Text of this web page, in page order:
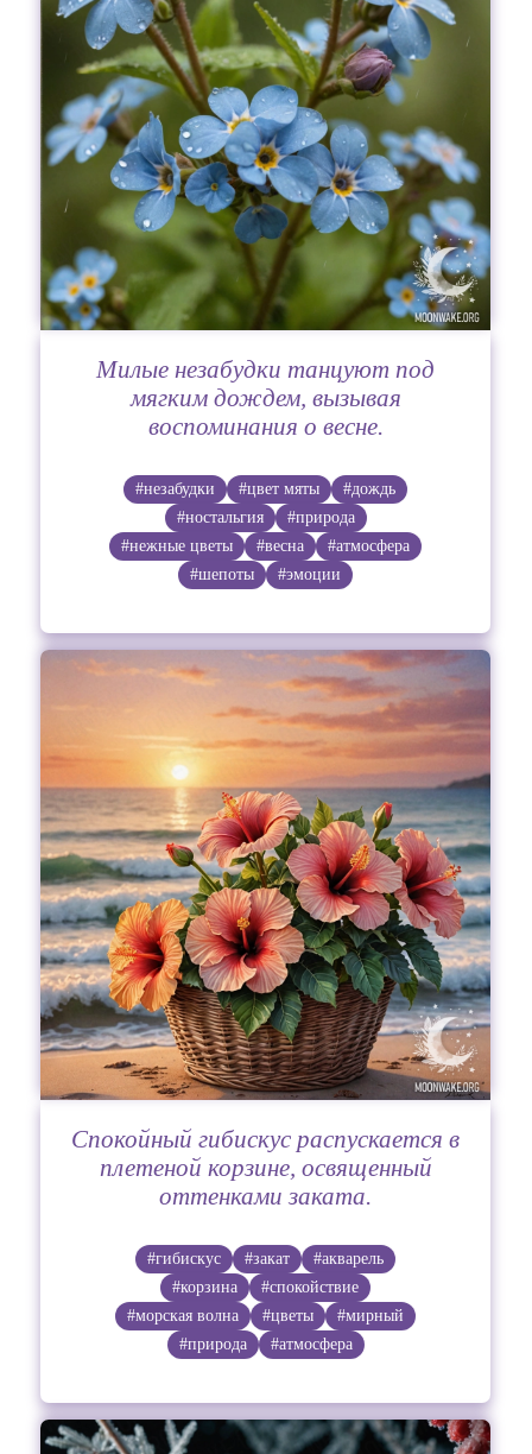
Милые незабудки танцуют под
мягким дождем, вызывая
воспоминания о весне.
#незабудки #цвет мяты
#дождь
#ностальгия
#природа
#нежные цветы
#весна
#атмосфера
#шепоты
#эмоции
Спокойный гибискус распускается в
плетеной корзине, освященный
оттенками заката.
#гибискус #закат
#акварель
#корзина
#спокойствие
#морская волна
#цветы
#мирный
#природа
#атмосфера